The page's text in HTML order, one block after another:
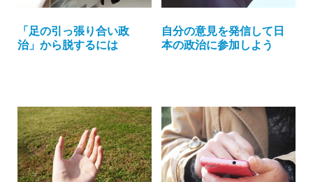
「足の引っ張り合い政
治」から脱するには
自分の意見を発信して日
本の政治に参加しよう